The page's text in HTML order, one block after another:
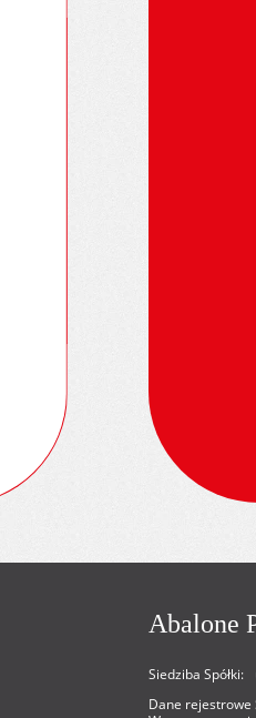
Abalone
Siedziba Spółki:
Dane rejestrowe